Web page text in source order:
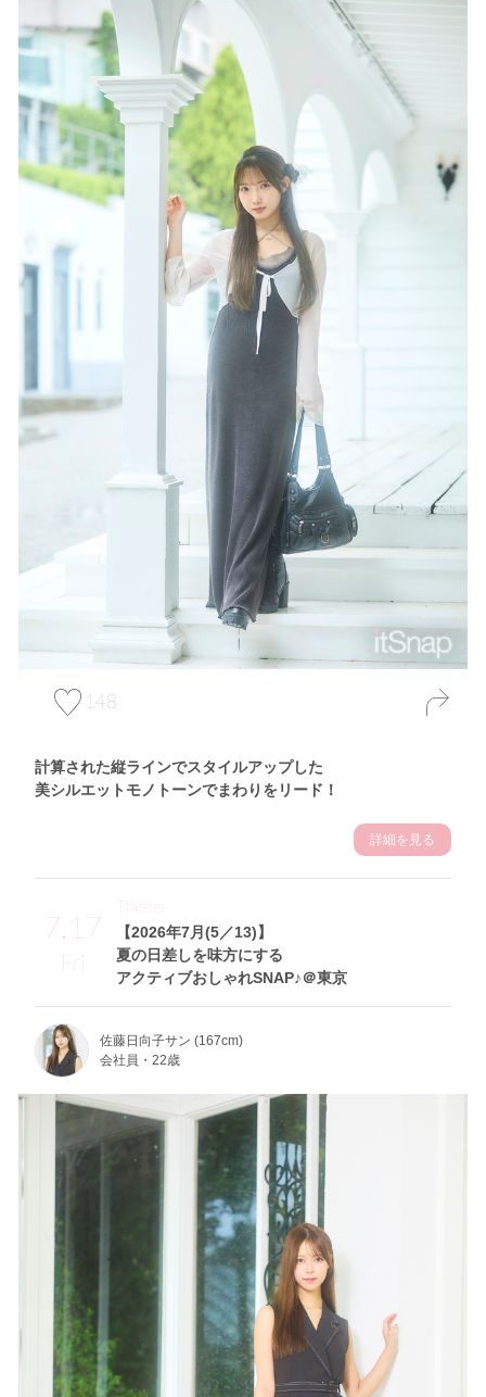
148
計算された縦ラインでスタイルアップした
美シルエットモノトーンでまわりをリード！
詳細を見る
7.17
Fri
【2026年7月(5／13)】
夏の日差しを味方にする
アクティブおしゃれSNAP♪＠東京
Theme
佐藤日向子サン (167cm)
会社員・22歳